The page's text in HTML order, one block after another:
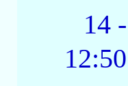
14 -
12:50